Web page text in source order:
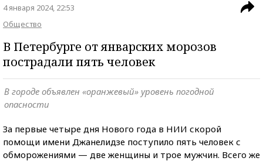
4 января 2024, 22:53
Общество
В Петербурге от январских морозов
пострадали пять человек
В городе объявлен «оранжевый» уровень погодной
опасности
За первые четыре дня Нового года в НИИ скорой
помощи имени Джанелидзе поступило пять человек с
обморожениями — две женщины и трое мужчин. Всего же